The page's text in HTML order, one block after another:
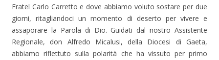
o
Fratel Carlo Carretto e dove abbiamo voluto sostare per due
giorni, ritagliandoci un momento di deserto per vivere e
assaporare la Parola di Dio. Guidati dal nostro Assistente
Regionale, don Alfredo Micalusi, della Diocesi di Gaeta,
abbiamo riflettuto sulla polarità che ha vissuto per primo